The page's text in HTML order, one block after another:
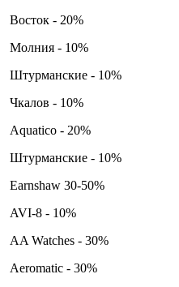
Восток - 20%
Молния - 10%
Штурманские - 10%
Чкалов - 10%
Aquatico - 20%
Штурманские - 10%
Earnshaw 30-50%
AVI-8 - 10%
AA Watches - 30%
Aeromatic - 30%